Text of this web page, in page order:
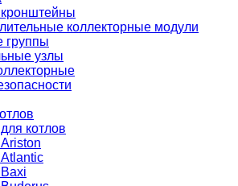
коллекторные модули
группы
узлы
котлов